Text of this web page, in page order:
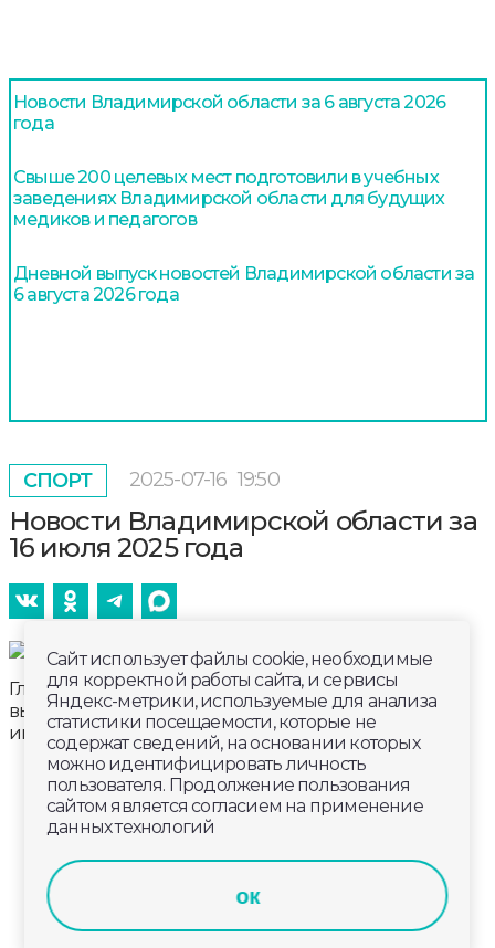
Новости Владимирской области за 6 августа 2026
года
Свыше 200 целевых мест подготовили в учебных
заведениях Владимирской области для будущих
медиков и педагогов
Дневной выпуск новостей Владимирской области за
6 августа 2026 года
СПОРТ 2025-07-16 19:50
Новости Владимирской области за
16 июля 2025 года
Главные новости к этому часу в информационном
выпуске телеканала «Губерния-33». Эфир от 16
июля 2025 года, 19:00.
Сайт использует файлы cookie, необходимые
для корректной работы сайта, и сервисы
Яндекс-метрики, используемые для анализа
статистики посещаемости, которые не
содержат сведений, на основании которых
можно идентифицировать личность
пользователя. Продолжение пользования
сайтом является согласием на применение
данных технологий
ок